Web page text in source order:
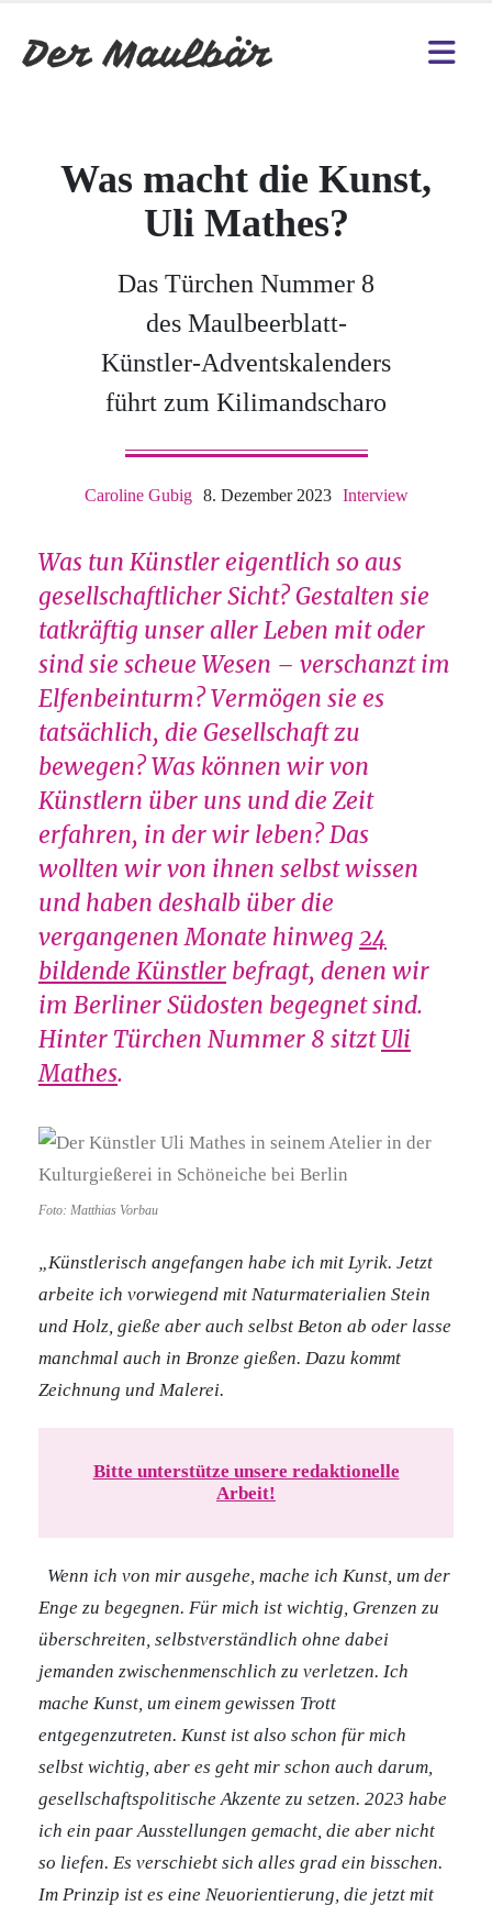
Was macht die Kunst,
Uli Mathes?
Das Türchen Nummer 8
des Maulbeerblatt-
Künstler-Adventskalenders
führt zum Kilimandscharo
Caroline Gubig 8. Dezember 2023 Interview
Was tun Künstler eigentlich so aus
gesellschaftlicher Sicht? Gestalten sie
tatkräftig unser aller Leben mit oder
sind sie scheue Wesen – verschanzt im
Elfenbeinturm? Vermögen sie es
tatsächlich, die Gesellschaft zu
bewegen? Was können wir von
Künstlern über uns und die Zeit
erfahren, in der wir leben? Das
wollten wir von ihnen selbst wissen
und haben deshalb über die
vergangenen Monate hinweg24
bildende Künstler befragt, denen wir
im Berliner Südosten begegnet sind.
Hinter Türchen Nummer 8 sitztUli
Mathes.
Foto: Matthias Vorbau
„Künstlerisch angefangen habe ich mit Lyrik. Jetzt
arbeite ich vorwiegend mit Naturmaterialien Stein
und Holz, gieße aber auch selbst Beton ab oder lasse
manchmal auch in Bronze gießen. Dazu kommt
Zeichnung und Malerei.
Bitte unterstütze unsere redaktionelle
Arbeit!
Wenn ich von mir ausgehe, mache ich Kunst, um der
Enge zu begegnen. Für mich ist wichtig, Grenzen zu
überschreiten, selbstverständlich ohne dabei
jemanden zwischenmenschlich zu verletzen. Ich
mache Kunst, um einem gewissen Trott
entgegenzutreten. Kunst ist also schon für mich
selbst wichtig, aber es geht mir schon auch darum,
gesellschaftspolitische Akzente zu setzen. 2023 habe
ich ein paar Ausstellungen gemacht, die aber nicht
so liefen. Es verschiebt sich alles grad ein bisschen.
Im Prinzip ist es eine Neuorientierung, die jetzt mit